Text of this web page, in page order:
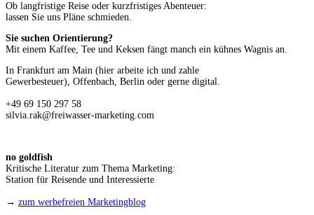
Ob langfristige Reise oder kurzfristiges Abenteuer:
lassen Sie uns Pläne schmieden.
Sie suchen Orientierung?
Mit einem Kaffee, Tee und Keksen fängt manch ein kühnes Wagnis an.
In Frankfurt am Main (hier arbeite ich und zahle
Gewerbesteuer), Offenbach, Berlin oder gerne digital.
+49 69 150 297 58
silvia.rak@freiwasser-marketing.com
no goldfish
Kritische Literatur zum Thema Marketing:
Station für Reisende und Interessierte
→ zum werbefreien Marketingblog